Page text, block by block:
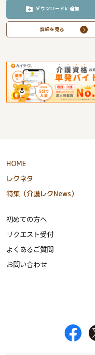
ダウンロードに追加
詳細を見る
HOME
レクネタ
特集（介護レクNews）
初めての方へ
リクエスト受付
よくあるご質問
お問い合わせ